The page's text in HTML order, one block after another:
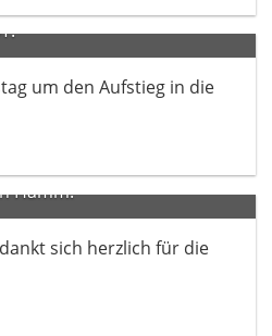
um den Aufstieg in die
Hamm:
sich herzlich für die